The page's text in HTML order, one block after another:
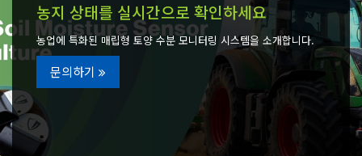
-
전
기
자
계
측
기
이
지
로
이
동
농지 상태를 실시간으로 확인하세요
농업에 특화된 매립형 토양 수분 모니터링 시스템을 소개합니다.
문의하기